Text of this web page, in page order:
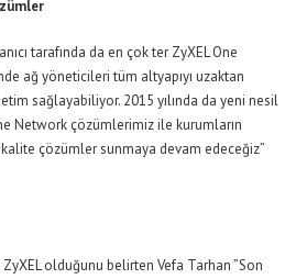
tarafında da en çok ter ZyXEL One
ağ yöneticileri tüm altyapıyı uzaktan
sağlayabiliyor. 2015 yılında da yeni nesil
Network çözümlerimiz ile kurumların
çözümler sunmaya devam edeceğiz”
olduğunu belirten Vefa Tarhan ”Son